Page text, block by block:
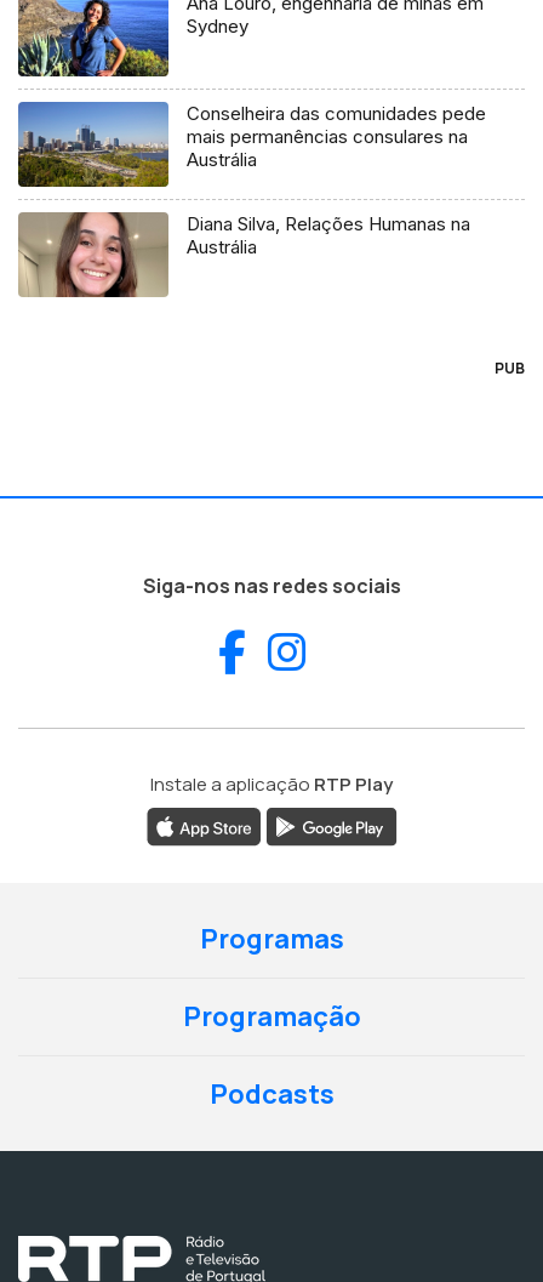
Sydney
Conselheira das comunidades pede
mais permanências consulares na
Austrália
Diana Silva, Relações Humanas na
Austrália
PUB
Siga-nos nas redes sociais
Facebook
Instale a aplicação RTP Play
Programas
Programação
Podcasts